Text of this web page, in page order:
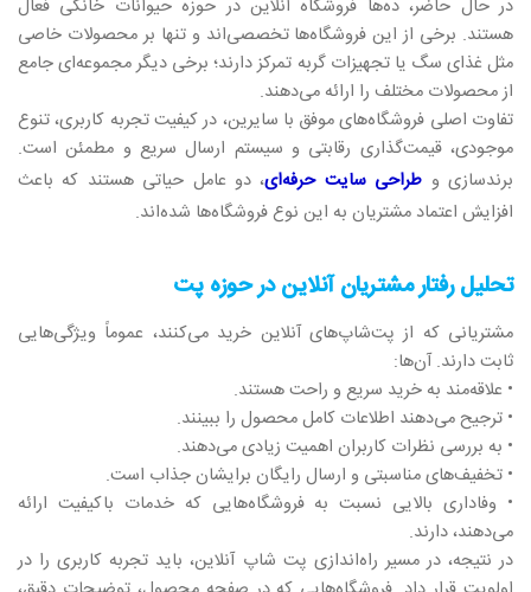
در حال حاضر، ده‌ها فروشگاه آنلاین در حوزه حیوانات خانگی فعال
هستند. برخی از این فروشگاه‌ها تخصصی‌اند و تنها بر محصولات خاصی
مثل غذای سگ یا تجهیزات گربه تمرکز دارند؛ برخی دیگر مجموعه‌ای جامع
از محصولات مختلف را ارائه می‌دهند.
تفاوت اصلی فروشگاه‌های موفق با سایرین، در کیفیت تجربه کاربری، تنوع
موجودی، قیمت‌گذاری رقابتی و سیستم ارسال سریع و مطمئن است.
برندسازی و طراحی سایت حرفه‌ای، دو عامل حیاتی هستند که باعث
افزایش اعتماد مشتریان به این نوع فروشگاه‌ها شده‌اند.
تحلیل رفتار مشتریان آنلاین در حوزه پت
مشتریانی که از پت‌شاپ‌های آنلاین خرید می‌کنند، عموماً ویژگی‌هایی
ثابت دارند. آن‌ها:
• علاقه‌مند به خرید سریع و راحت هستند.
• ترجیح می‌دهند اطلاعات کامل محصول را ببینند.
• به بررسی نظرات کاربران اهمیت زیادی می‌دهند.
• تخفیف‌های مناسبتی و ارسال رایگان برایشان جذاب است.
• وفاداری بالایی نسبت به فروشگاه‌هایی که خدمات باکیفیت ارائه
می‌دهند، دارند.
در نتیجه، در مسیر راه‌اندازی پت شاپ آنلاین، باید تجربه کاربری را در